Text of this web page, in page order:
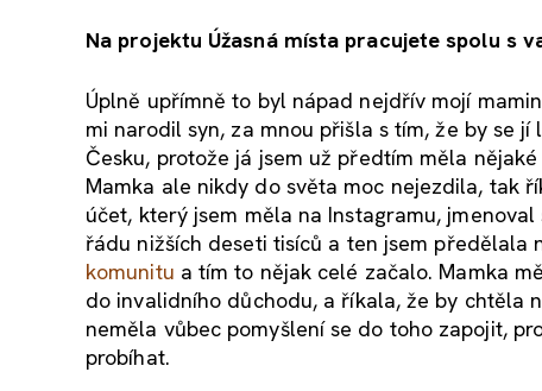
Na projektu Úžasná místa pracujete spolu s
Úplně upřímně to byl nápad nejdřív mojí
mi narodil syn, za mnou přišla s tím, že by se
Česku, protože já jsem už předtím měla
Mamka ale nikdy do světa moc nejezdila, tak
účet, který jsem měla na Instagramu,
řádu nižších deseti tisíců a ten jsem předělala
komunitu a tím to nějak celé začalo. Mamka
do invalidního důchodu, a říkala, že by chtěla
neměla vůbec pomyšlení se do toho zapojit,
probíhat.